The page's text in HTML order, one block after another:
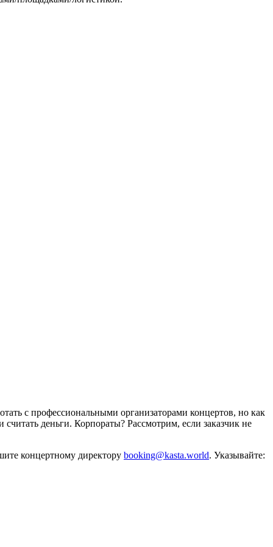
с профессиональными организаторами концертов, но как
деньги. Корпораты? Рассмотрим, если заказчик не
концертному директору booking@kasta.world. Указывайте: